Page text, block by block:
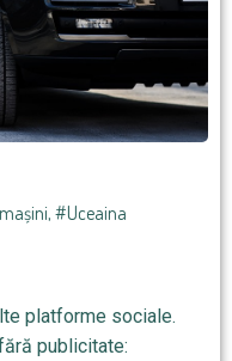
, #Uceaina
platforme sociale.
publicitate: